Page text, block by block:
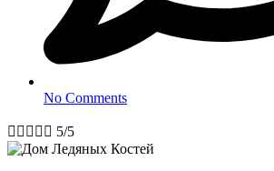
No Comments
     5/5